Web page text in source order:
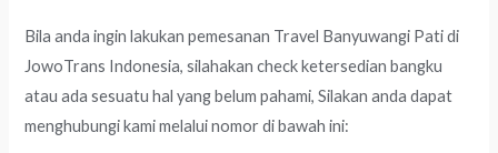
Bila anda ingin lakukan pemesanan Travel Banyuwangi Pati di
JowoTrans Indonesia, silahakan check ketersedian bangku
atau ada sesuatu hal yang belum pahami, Silakan anda dapat
menghubungi kami melalui nomor di bawah ini: